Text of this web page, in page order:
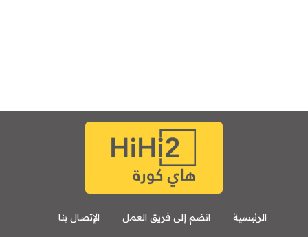
الرئيسية انضم إلى فريق العمل الإتصال بنا